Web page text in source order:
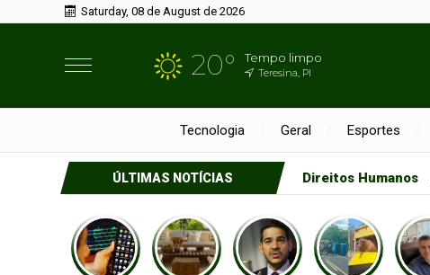
Saturday, 08 de August de 2026
20° Tempo limpo
Teresina, PI
Tecnologia Geral Esportes
ÚLTIMAS NOTÍCIAS Direitos Humanos